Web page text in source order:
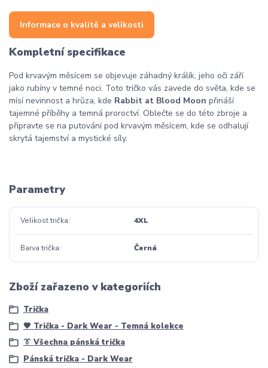
Informace o kvalitě a velikosti
Kompletní specifikace
Pod krvavým měsícem se objevuje záhadný králík, jeho oči září
jako rubíny v temné noci. Toto tričko vás zavede do světa, kde se
mísí nevinnost a hrůza, kde Rabbit at Blood Moon přináší
tajemné příběhy a temná proroctví. Oblečte se do této zbroje a
připravte se na putování pod krvavým měsícem, kde se odhalují
skrytá tajemství a mystické síly.
Parametry
Velikost trička 4XL
Barva trička Černá
Zboží zařazeno v kategoriích
Trička
🖤 Trička - Dark Wear - Temná kolekce
👔 Všechna pánská trička
Pánská trička - Dark Wear